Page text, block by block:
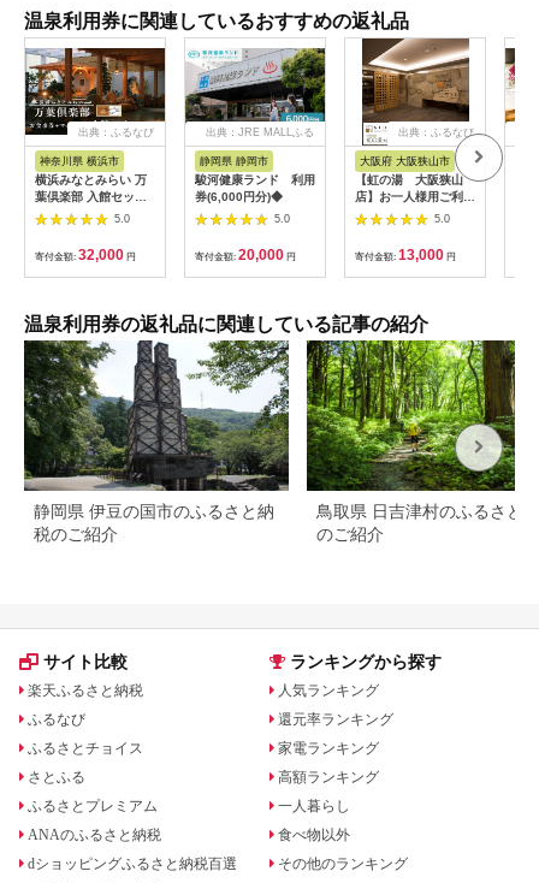
温泉利用券に関連しているおすすめの返礼品
出典：ふるなび
神奈川県 横浜市
横浜みなとみらい 万
葉倶楽部 入館セット
（お食事券＋マッサー
ジ券付き）｜温泉 夜
景 露天風呂 利用券
AJL0002
5.0
寄付金額: 32,000 円
出典：JRE MALLふる
さと納税
静岡県 静岡市
駿河健康ランド 利用
券(6,000円分)◆
5.0
寄付金額: 20,000 円
出典：ふるなび
大阪府 大阪狭山市
【虹の湯 大阪狭山
店】お一人様用ご利用
券（5枚） No.125
5.0
寄付金額: 13,000 円
温泉利用券の返礼品に関連している記事の紹介
静岡県 伊豆の国市のふるさと納
税のご紹介
鳥取県 日吉津村のふるさと
のご紹介
サイト比較
楽天ふるさと納税
ふるなび
ふるさとチョイス
さとふる
ふるさとプレミアム
ANAのふるさと納税
dショッピングふるさと納税百選
ランキングから探す
人気ランキング
還元率ランキング
家電ランキング
高額ランキング
一人暮らし
食べ物以外
その他のランキング